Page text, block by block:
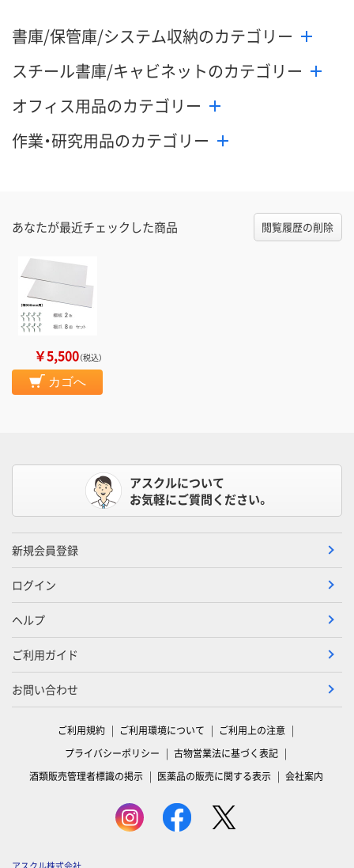
書庫/保管庫/システム収納のカテゴリー
スチール書庫/キャビネットのカテゴリー
オフィス用品のカテゴリー
作業・研究用品のカテゴリー
あなたが最近チェックした商品 閲覧履歴の削除
￥5,500（税込）
カゴへ
アスクルについて
お気軽にご質問ください。
新規会員登録
ログイン
ヘルプ
ご利用ガイド
お問い合わせ
ご利用規約 ご利用環境について
ご利用上の注意
プライバシーポリシー
古物営業法に基づく表記
酒類販売管理者標識の掲示
医薬品の販売に関する表示 会社案内
アスクル株式会社